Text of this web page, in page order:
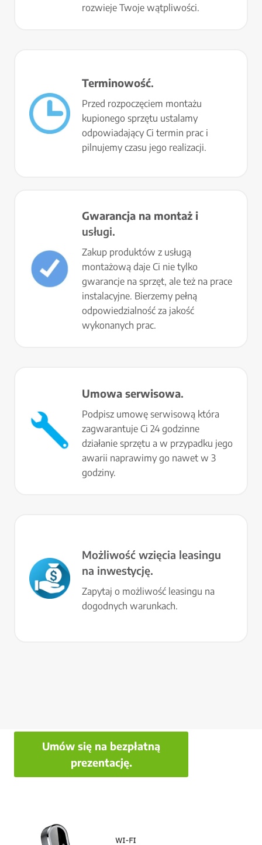
rozwieje Twoje wątpliwości.
Terminowość.
Przed rozpoczęciem montażu
kupionego sprzętu ustalamy
odpowiadający Ci termin prac i
pilnujemy czasu jego realizacji.
Gwarancja na montaż i
usługi.
Zakup produktów z usługą
montażową daje Ci nie tylko
gwarancje na sprzęt, ale też na prace
instalacyjne. Bierzemy pełną
odpowiedzialność za jakość
wykonanych prac.
Umowa serwisowa.
Podpisz umowę serwisową która
zagwarantuje Ci 24 godzinne
działanie sprzętu a w przypadku jego
awarii naprawimy go nawet w 3
godziny.
Możliwość wzięcia leasingu
na inwestycję.
Zapytaj o możliwość leasingu na
dogodnych warunkach.
Umów się na bezpłatną
prezentację.